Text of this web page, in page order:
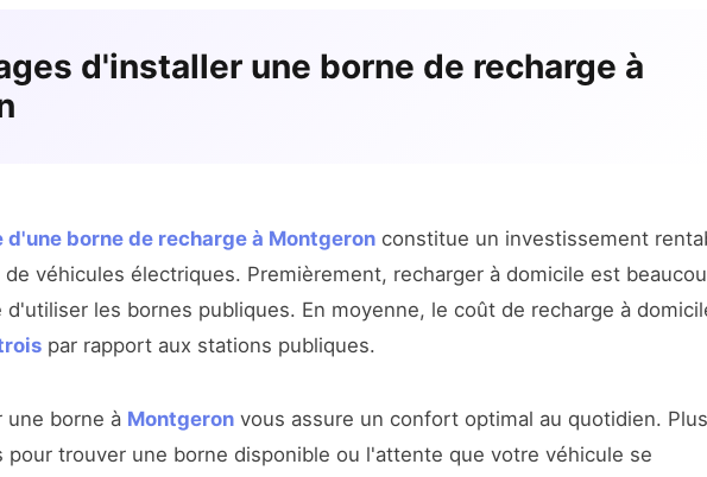
d'installer une borne de recharge à
borne de recharge à Montgeron constitue un investissement
véhicules électriques. Premièrement, recharger à domicile est
les bornes publiques. En moyenne, le coût de recharge à
par rapport aux stations publiques.
une borne à Montgeron vous assure un confort optimal au quotidien. Plus
pour trouver une borne disponible ou l'attente que votre véhicule se